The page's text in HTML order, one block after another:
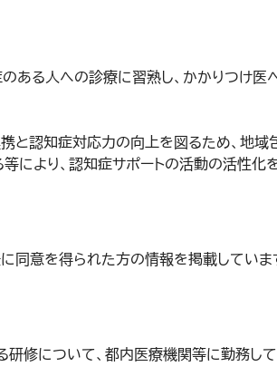
のある人への診療に習熟し、かかりつ
と認知症対応力の向上を図るため、地
により、認知症サポートの活動の活性化を
同意を得られた方の情報を掲載していま
修について、都内医療機関等に勤務し